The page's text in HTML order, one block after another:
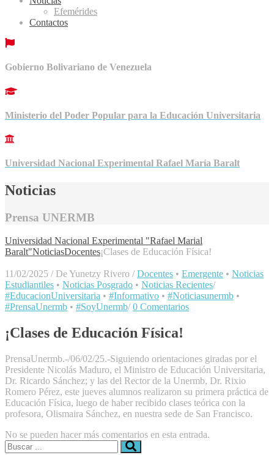
Efemérides
Contactos
Gobierno Bolivariano de Venezuela
Ministerio del Poder Popular para la Educación Universitaria
Universidad Nacional Experimental Rafael María Baralt
Noticias
Prensa UNERMB
Universidad Nacional Experimental "Rafael Marial
Baralt"NoticiasDocentes¡Clases de Educación Física!
11/02/2025 / De Yunetzy Rivero / Docentes • Emergente • Noticias
Estudiantiles • Noticias Posgrado • Noticias Recientes/
#EducacionUniversitaria • #Informativo • #Noticiasunermb •
#PrensaUnermb • #SoyUnermb/ 0 Comentarios
¡Clases de Educación Física!
PrensaUnermb.-/06/02/25.-Siguiendo orientaciones giradas por el
Presidente Nicolás Maduro, el Ministro de Educación Universitaria,
Dr. Ricardo Sánchez; y las del Rector de la Unermb, Dr. Rixio
Romero Pérez, este jueves alumnos realizaron su primera práctica de
Educación Física, luego de haber recibido clases teórica con la
profesora, Olismaira Sánchez, en nuestra sede de San Francisco.
No se pueden hacer más comentarios en esta entrada.
Buscar: